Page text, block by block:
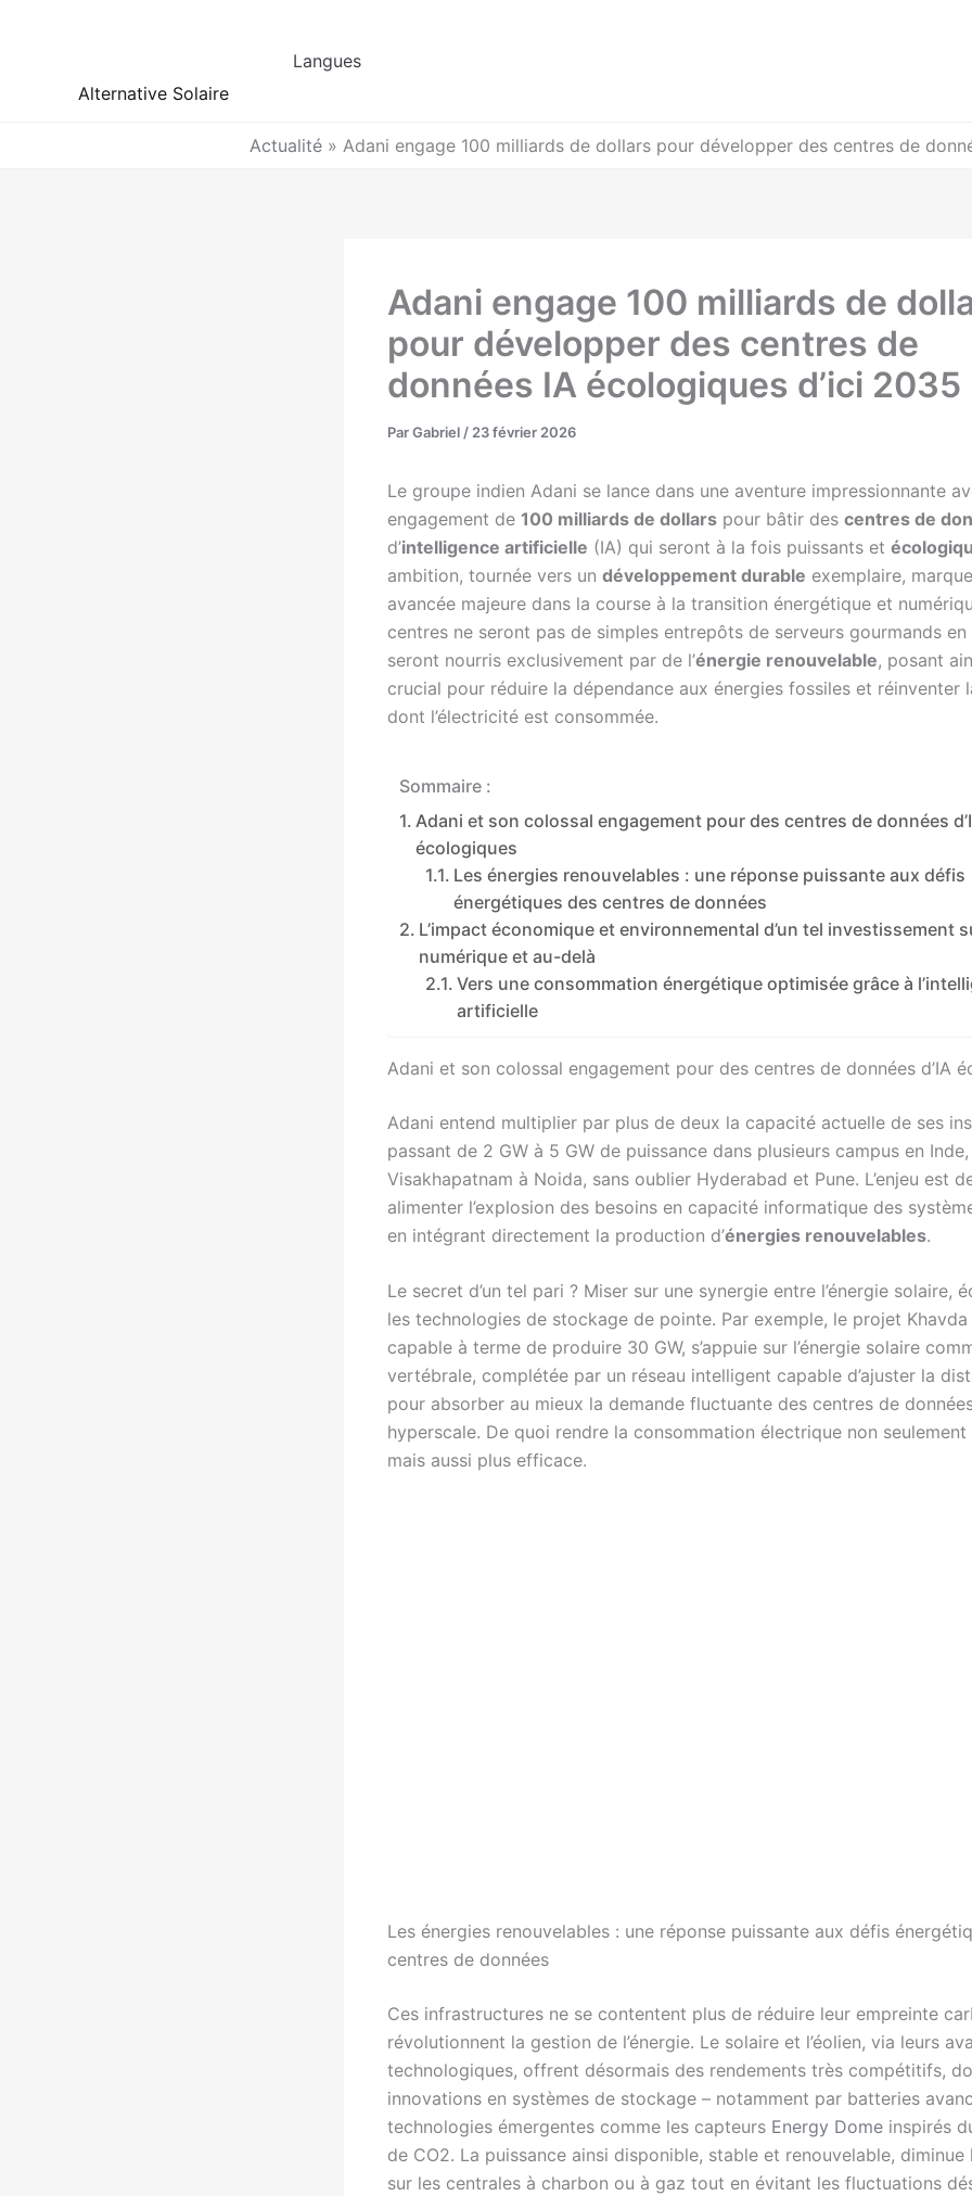
Alternative Solaire
Langues
Actualité » Adani engage 100 milliards de dollars pour développer des centres de
Adani engage 100 milliards de
pour développer des centres de
données IA écologiques d’ici 2035
ParGabriel / 23 février 2026
Le groupe indien Adani se lance dans une aventure impressionnante
engagement de 100 milliards de dollars pour bâtir des centres de
d’intelligence artificielle (IA) qui seront à la fois puissants et
ambition, tournée vers un développement durable exemplaire,
avancée majeure dans la course à la transition énergétique et
centres ne seront pas de simples entrepôts de serveurs gourmands en
seront nourris exclusivement par de l’énergie renouvelable, posant
crucial pour réduire la dépendance aux énergies fossiles et réinventer
dont l’électricité est consommée.
Sommaire :
Adani et son colossal engagement pour des centres de données
écologiques
Les énergies renouvelables : une réponse puissante aux défis
énergétiques des centres de données
L’impact économique et environnemental d’un tel investissement
numérique et au-delà
Vers une consommation énergétique optimisée grâce à
artificielle
Adani et son colossal engagement pour des centres de données d’IA
Adani entend multiplier par plus de deux la capacité actuelle de ses
passant de 2 GW à 5 GW de puissance dans plusieurs campus en
Visakhapatnam à Noida, sans oublier Hyderabad et Pune. L’enjeu est
alimenter l’explosion des besoins en capacité informatique des
en intégrant directement la production d’énergies renouvelables.
Le secret d’un tel pari ? Miser sur une synergie entre l’énergie solaire,
les technologies de stockage de pointe. Par exemple, le projet Khavda
capable à terme de produire 30 GW, s’appuie sur l’énergie solaire
vertébrale, complétée par un réseau intelligent capable d’ajuster la
pour absorber au mieux la demande fluctuante des centres de
hyperscale. De quoi rendre la consommation électrique non
mais aussi plus efficace.
Les énergies renouvelables : une réponse puissante aux défis
centres de données
Ces infrastructures ne se contentent plus de réduire leur empreinte
révolutionnent la gestion de l’énergie. Le solaire et l’éolien, via leurs
technologiques, offrent désormais des rendements très compétitifs,
innovations en systèmes de stockage – notamment par batteries
technologies émergentes comme les capteurs Energy Dome inspirés
de CO2. La puissance ainsi disponible, stable et renouvelable, diminue
sur les centrales à charbon ou à gaz tout en évitant les fluctuations